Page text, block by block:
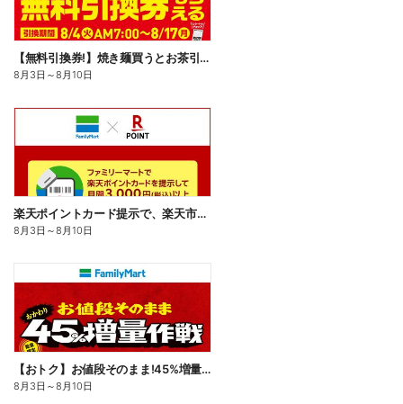
【無料引換券!】焼き麺買うとお茶引換券貰える!
8月3日 ～8月10日
楽天ポイントカード提示で、楽天市場でのお買い物がおトクに!
8月3日 ～8月10日
【おトク】お値段そのまま!45%増量作戦!
8月3日 ～8月10日